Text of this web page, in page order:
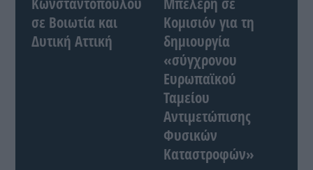
σε Βοιωτία και
Δυτική Αττική
Κομισιόν για τη
δημιουργία
«σύγχρονου
Ευρωπαϊκού
Ταμείου
Αντιμετώπισης
Φυσικών
Καταστροφών»